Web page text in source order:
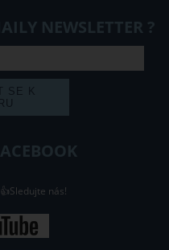
NEWSLETTER ?
nás!